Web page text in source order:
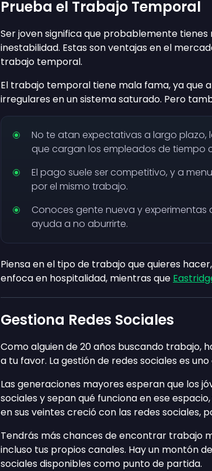
Prueba el Trabajo Temporal
Ser joven significa que probablemente
inestabilidad. Estas son ventajas en el
trabajo temporal.
El trabajo temporal tiene mala fama, ya que
irregulares en un sistema saturado. Pero
No te atan expectativas a largo
que cargan los empleados de tiempo
El pago suele ser competitivo, y a
por el mismo trabajo.
Conoces gente nueva y
ayuda a no aburrirte.
Piensa en el tipo de trabajo que quieres
enfoca en hospitalidad, mientras que
Gestiona Redes Sociales
Como alguien de 20 años buscando trabajo,
a tu favor. La gestión de redes sociales es uno
Las generaciones mayores esperan que los
sociales y sepan qué funciona en ese
en sus veintes creció con las redes sociales,
Tendrás más chances de encontrar trabajo
incluso tus propios canales. Hay un montón
sociales disponibles como punto de partida.